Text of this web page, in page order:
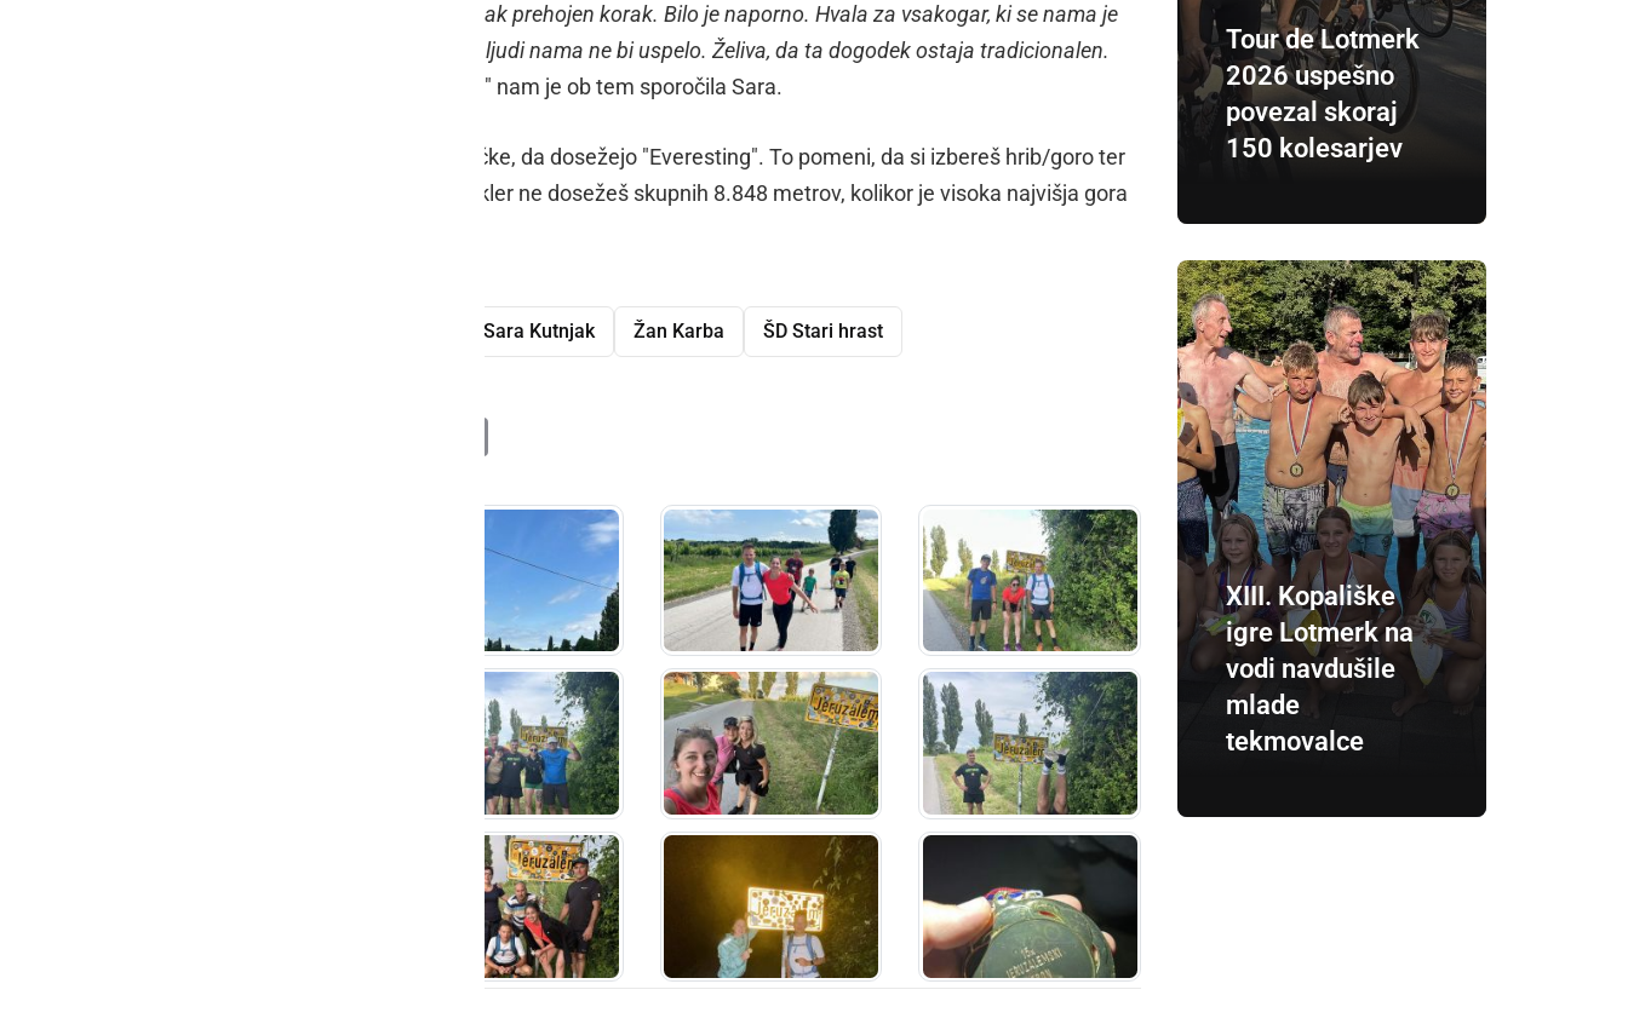
Utrujena, ampak hkrati srečna za vsak prehojen korak. Bilo je naporno. Hvala za vsakogar, ki se nama je
pridružil pri podvigu. Brez motivacije ljudi nama ne bi uspelo. Želiva, da ta dogodek ostaja tradicionalen.
," nam je ob tem sporočila Sara.
Za naprej pa želita, da bi prišli do točke, da dosežejo "Everesting". To pomeni, da si izbereš hrib/goro ter
jo tolikokrat preplezaš/prehodiš, dokler ne dosežeš skupnih 8.848 metrov, kolikor je visoka najvišja gora
Sara Kutnjak Žan Karba ŠD Stari hrast
PrintFriendly
Tour de Lotmerk
2026 uspešno
povezal skoraj
150 kolesarjev
XIII. Kopališke
igre Lotmerk na
vodi navdušile
mlade
tekmovalce